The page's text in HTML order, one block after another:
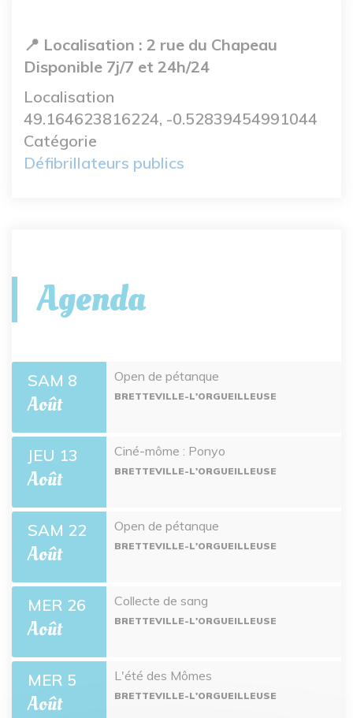
📍 Localisation : 2 rue du Chapeau
Disponible 7j/7 et 24h/24
Localisation
49.164623816224, -0.52839454991044
Catégorie
Défibrillateurs publics
Agenda
SAM 8
Août
Open de pétanque
BRETTEVILLE-L'ORGUEILLEUSE
JEU 13
Août
Ciné-môme : Ponyo
BRETTEVILLE-L'ORGUEILLEUSE
SAM 22
Août
Open de pétanque
BRETTEVILLE-L'ORGUEILLEUSE
MER 26
Août
Collecte de sang
BRETTEVILLE-L'ORGUEILLEUSE
MER 5
Août
L'été des Mômes
BRETTEVILLE-L'ORGUEILLEUSE